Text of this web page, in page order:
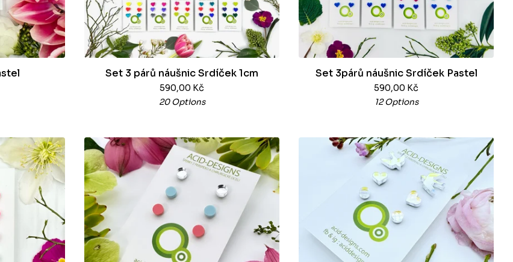
Set 3 párů náušnic Srdíček 1cm
590,00 Kč
20 Options
Set 3párů náušnic Srdíček Pastel
590,00 Kč
12 Options